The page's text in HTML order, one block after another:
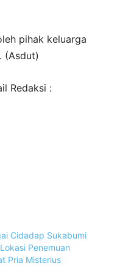
pihak keluarga
(Asdut)
Redaksi :
Cidadap Sukabumi
Penemuan
Pria Misterius